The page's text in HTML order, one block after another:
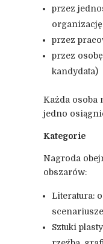
przez
przez
przez
kandydata)
Każda osoba
jedno
Kategorie
Nagroda
obszarów:
Literatura:
Sztuki